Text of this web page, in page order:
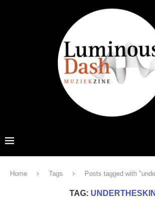
Home Tags Posts tagged with
TAG: UNDERTHESKIN